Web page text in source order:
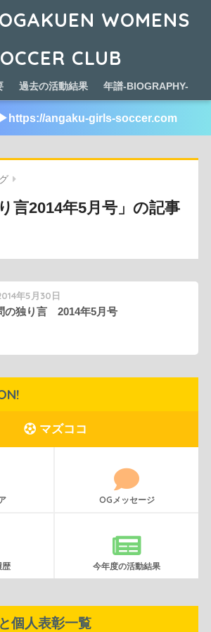
WOMENS
CLUB
過去の活動結果 年譜-BIOGRAPHY-
angaku-girls-soccer.com
言2014年5月号」の記事
年5月30日
の独り言 2014年5月号
マズココ
OGメッセージ
歴 今年度の活動結果
個人表彰一覧